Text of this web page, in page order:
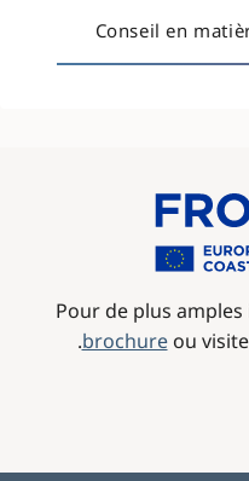
Conseil en
Pour de plus
brochureou